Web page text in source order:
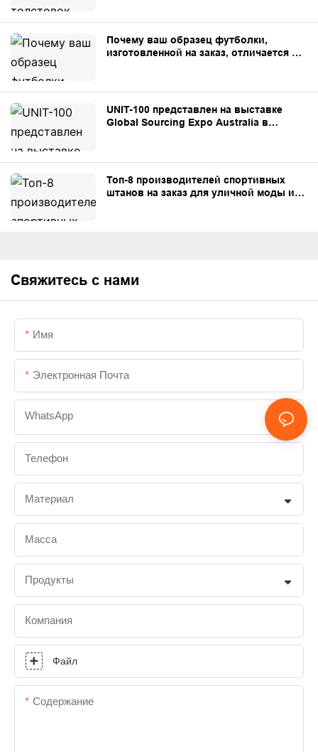
Почему ваш образец футболки,
изготовленной на заказ, отличается от
UNIT-100 представлен на выставке
Global Sourcing Expo Australia в
Топ-8 производителей спортивных
штанов на заказ для уличной моды и
Свяжитесь с нами
Имя
Электронная Почта
WhatsApp
Телефон
Материал
Масса
Продукты
Компания
Файл
Содержание